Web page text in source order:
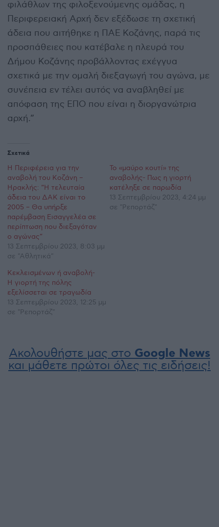
φιλάθλων της φιλοξενούμενης ομάδας, η
Περιφερειακή Αρχή δεν εξέδωσε τη σχετική
άδεια που αιτήθηκε η ΠΑΕ Κοζάνης, παρά τις
προσπάθειες που κατέβαλε η πλευρά του
Δήμου Κοζάνης προβάλλοντας εχέγγυα
σχετικά με την ομαλή διεξαγωγή του αγώνα, με
συνέπεια εν τέλει αυτός να αναβληθεί με
απόφαση της ΕΠΟ που είναι η διοργανώτρια
αρχή.”
Σχετικά
Η Περιφέρεια για την
αναβολή του Κοζάνη –
Ηρακλής: “Η τελευταία
άδεια του ΔΑΚ είναι το
2005 – Θα υπήρξε
παρέμβαση Εισαγγελέα σε
περίπτωση που διεξαγόταν
ο αγώνας”
13 Σεπτεμβρίου 2023, 8:03 μμ
σε "Αθλητικά"
Το «μαύρο κουτί» της
αναβολής- Πως η γιορτή
κατέληξε σε παρωδία
13 Σεπτεμβρίου 2023, 4:24 μμ
σε "Ρεπορτάζ"
Κεκλεισμένων ή αναβολή-
Η γιορτή της πόλης
εξελίσσεται σε τραγωδία
13 Σεπτεμβρίου 2023, 12:25 μμ
σε "Ρεπορτάζ"
Ακολουθήστε μας στο Google News
και μάθετε πρώτοι όλες τις ειδήσεις!